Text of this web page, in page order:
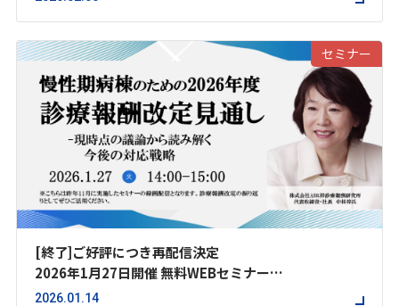
セミナー
[終了]ご好評につき再配信決定
2026年1月27日開催 無料WEBセミナー
慢性期病棟のための2026年度診療報酬改定見通し
2026.01.14